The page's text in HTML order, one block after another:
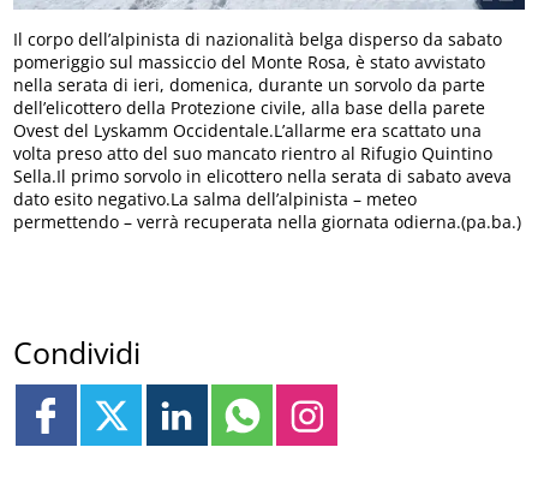
Il corpo dell’alpinista di nazionalità belga disperso da sabato
pomeriggio sul massiccio del Monte Rosa, è stato avvistato
nella serata di ieri, domenica, durante un sorvolo da parte
dell’elicottero della Protezione civile, alla base della parete
Ovest del Lyskamm Occidentale.L’allarme era scattato una
volta preso atto del suo mancato rientro al Rifugio Quintino
Sella.Il primo sorvolo in elicottero nella serata di sabato aveva
dato esito negativo.La salma dell’alpinista – meteo
permettendo – verrà recuperata nella giornata odierna.(pa.ba.)
Condividi